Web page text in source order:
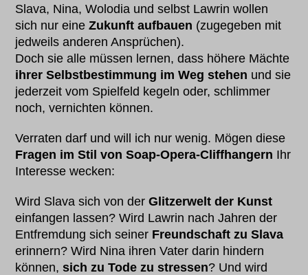
Slava, Nina, Wolodia und selbst Lawrin wollen
sich nur eineZukunft aufbauen (zugegeben mit
jedweils anderen Ansprüchen).
Doch sie alle müssen lernen, dass höhere Mächte
ihrer Selbstbestimmung im Weg stehen und sie
jederzeit vom Spielfeld kegeln oder, schlimmer
noch, vernichten können.
Verraten darf und will ich nur wenig. Mögen diese
Fragen im Stil von Soap-Opera-Cliffhangern Ihr
Interesse wecken:
Wird Slava sich von derGlitzerwelt der Kunst
einfangen lassen? Wird Lawrin nach Jahren der
Entfremdung sich seiner Freundschaft zu Slava
erinnern? Wird Nina ihren Vater darin hindern
können,sich zu Tode zu stressen? Und wird